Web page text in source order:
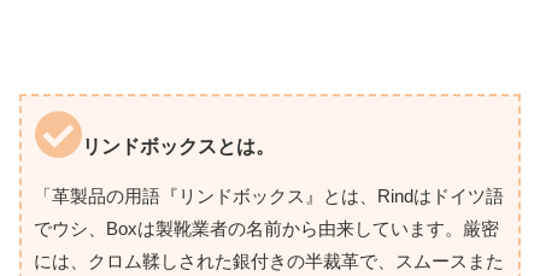
リンドボックスとは。
「革製品の用語『リンドボックス』とは、Rindはドイツ語
でウシ、Boxは製靴業者の名前から由来しています。厳密
には、クロム鞣しされた銀付きの半裁革で、スムースまた